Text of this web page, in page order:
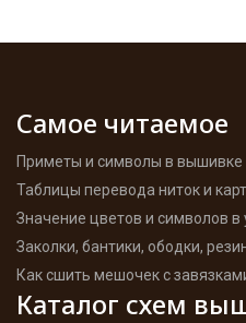
Самое читаемое
Приметы и символы в
Таблицы перевода ниток и
Значение цветов и символов
Заколки, бантики, ободки,
Как сшить мешочек с
Каталог схем